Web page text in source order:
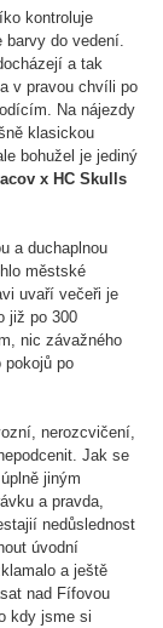
kontroluje
barvy do vedení.
a tak
v pravou chvíli po
Na nájezdy
klasickou
bohužel je jediný
x HC Skulls
a duchaplnou
městské
uvaří večeři je
již po 300
nic závažného
pokojů po
nerozcvičení,
Jak se
jiným
a pravda,
nedůslednost
úvodní
a ještě
nad Fífovou
kdy jsme si